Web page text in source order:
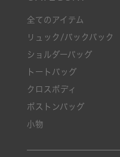
全てのアイテム
リュック/バックパック
ショルダーバッグ
トートバッグ
クロスボディ
ボストンバッグ
小物